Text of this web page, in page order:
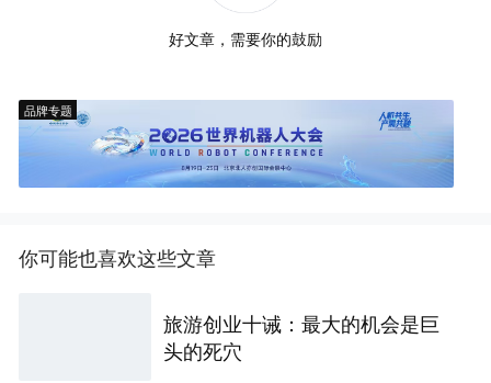
好文章，需要你的鼓励
品牌专题
你可能也喜欢这些文章
旅游创业十诫：最大的机会是巨
头的死穴